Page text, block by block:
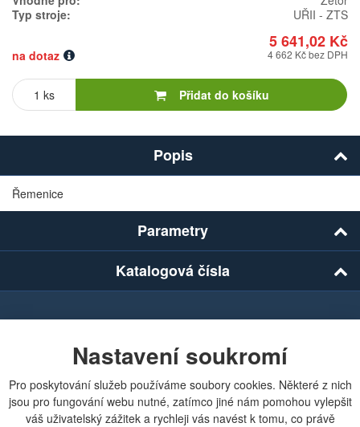
Nastavení soukromí
Pro poskytování služeb používáme soubory cookies. Některé z nich
jsou pro fungování webu nutné, zatímco jiné nám pomohou vylepšit
váš uživatelský zážitek a rychleji vás navést k tomu, co právě
Typ stroje:
UŘII - ZTS
5 641,02 Kč
na dotaz 4 662 Kč bez DPH
Počet
Přidat do košíku
Popis
Řemenice
Parametry
Katalogová čísla
Chcete dostávat lákavé nabídky přímo do své e-